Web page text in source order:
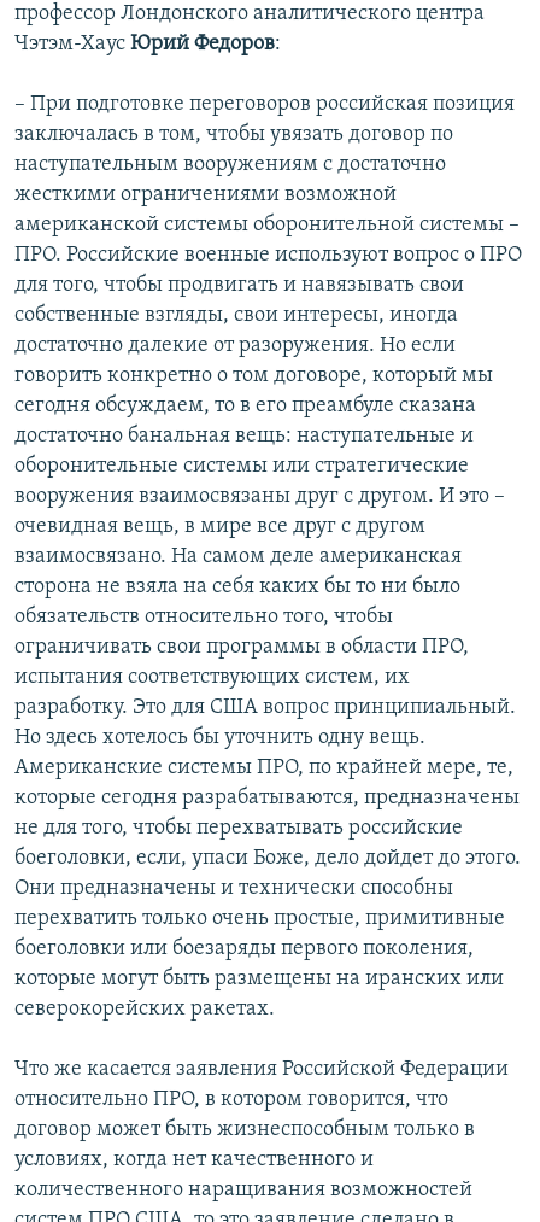
профессор Лондонского аналитического центра
Чэтэм-Хаус Юрий Федоров:
– При подготовке переговоров российская позиция
заключалась в том, чтобы увязать договор по
наступательным вооружениям с достаточно
жесткими ограничениями возможной
американской системы оборонительной системы –
ПРО. Российские военные используют вопрос о ПРО
для того, чтобы продвигать и навязывать свои
собственные взгляды, свои интересы, иногда
достаточно далекие от разоружения. Но если
говорить конкретно о том договоре, который мы
сегодня обсуждаем, то в его преамбуле сказана
достаточно банальная вещь: наступательные и
оборонительные системы или стратегические
вооружения взаимосвязаны друг с другом. И это –
очевидная вещь, в мире все друг с другом
взаимосвязано. На самом деле американская
сторона не взяла на себя каких бы то ни было
обязательств относительно того, чтобы
ограничивать свои программы в области ПРО,
испытания соответствующих систем, их
разработку. Это для США вопрос принципиальный.
Но здесь хотелось бы уточнить одну вещь.
Американские системы ПРО, по крайней мере, те,
которые сегодня разрабатываются, предназначены
не для того, чтобы перехватывать российские
боеголовки, если, упаси Боже, дело дойдет до этого.
Они предназначены и технически способны
перехватить только очень простые, примитивные
боеголовки или боезаряды первого поколения,
которые могут быть размещены на иранских или
северокорейских ракетах.
Что же касается заявления Российской Федерации
относительно ПРО, в котором говорится, что
договор может быть жизнеспособным только в
условиях, когда нет качественного и
количественного наращивания возможностей